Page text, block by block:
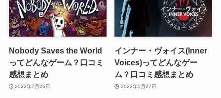
Nobody Saves the World
ってどんなゲーム？口コミ
感想まとめ
2022年7月26日
インナー・ヴォイス(Inner
Voices)ってどんなゲー
ム？口コミ感想まとめ
2022年5月27日